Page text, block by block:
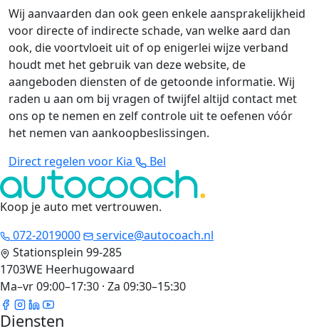
Wij aanvaarden dan ook geen enkele aansprakelijkheid
voor directe of indirecte schade, van welke aard dan
ook, die voortvloeit uit of op enigerlei wijze verband
houdt met het gebruik van deze website, de
aangeboden diensten of de getoonde informatie. Wij
raden u aan om bij vragen of twijfel altijd contact met
ons op te nemen en zelf controle uit te oefenen vóór
het nemen van aankoopbeslissingen.
Direct regelen voor Kia
Bel
Koop je auto met vertrouwen.
072-2019000
service@autocoach.nl
Stationsplein 99-285
1703WE Heerhugowaard
Ma–vr 09:00–17:30 · Za 09:30–15:30
Diensten